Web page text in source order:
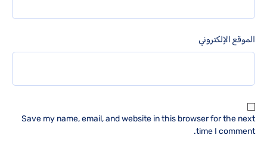
الموقع الإلكتروني
Save my name, email, and website in this browser for the next
time I comment.